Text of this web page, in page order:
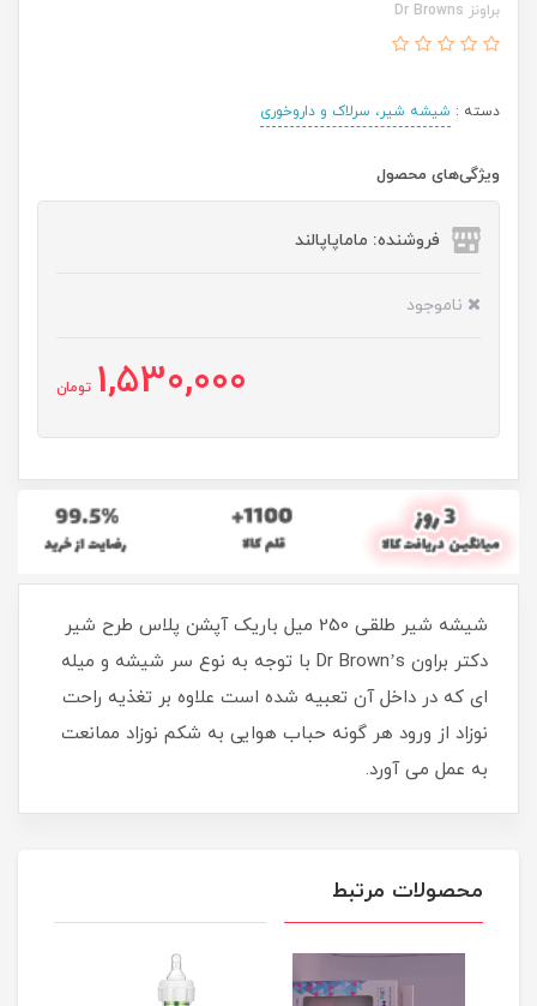
براونز Dr Browns
دسته : شیشه شیر، سرلاک و داروخوری
ویژگی‌های محصول
فروشنده: ماماپاپالند
ناموجود
1,530,000 تومان
شیشه شیر طلقی 250 میل باریک آپشن پلاس طرح شیر
دکتر براون Dr Brown’s با توجه به نوع سر شیشه و میله
ای که در داخل آن تعبیه شده است علاوه بر تغذیه راحت
نوزاد از ورود هر گونه حباب هوایی به شکم نوزاد ممانعت
به عمل می آورد.
محصولات مرتبط